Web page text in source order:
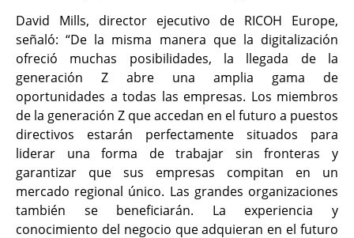
David Mills, director ejecutivo de RICOH Europe,
señaló: “De la misma manera que la digitalización
ofreció muchas posibilidades, la llegada de la
generación Z abre una amplia gama de
oportunidades a todas las empresas. Los miembros
de la generación Z que accedan en el futuro a puestos
directivos estarán perfectamente situados para
liderar una forma de trabajar sin fronteras y
garantizar que sus empresas compitan en un
mercado regional único. Las grandes organizaciones
también se beneficiarán. La experiencia y
conocimiento del negocio que adquieran en el futuro